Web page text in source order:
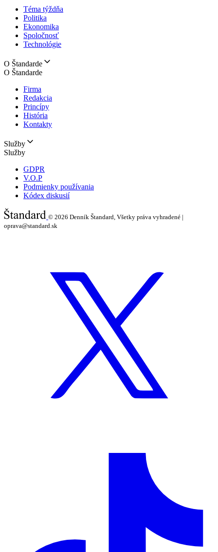
Téma týždňa
Politika
Ekonomika
Spoločnosť
Technológie
O Štandarde
O Štandarde
Firma
Redakcia
Princípy
História
Kontakty
Služby
Služby
GDPR
V.O.P
Podmienky používania
Kódex diskusií
© 2026 Denník Štandard, Všetky práva vyhradené |
oprava@standard.sk